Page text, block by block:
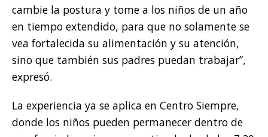
cambie la postura y tome a los niños de un año
en tiempo extendido, para que no solamente se
vea fortalecida su alimentación y su atención,
sino que también sus padres puedan trabajar”,
expresó.
La experiencia ya se aplica en Centro Siempre,
donde los niños pueden permanecer dentro de